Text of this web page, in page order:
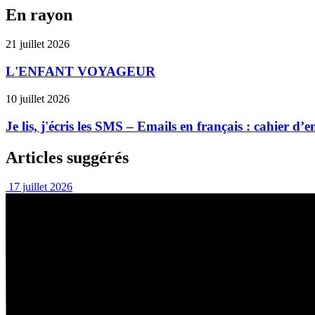
En rayon
21 juillet 2026
L'ENFANT VOYAGEUR
10 juillet 2026
Je lis, j'écris les SMS – Emails en français : cahier
Articles suggérés
17 juillet 2026